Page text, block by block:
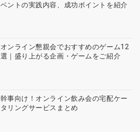
ベントの実践内容、成功ポイントを紹介
オンライン懇親会でおすすめのゲーム12
選｜盛り上がる企画・ゲームをご紹介
幹事向け！オンライン飲み会の宅配ケー
タリングサービスまとめ